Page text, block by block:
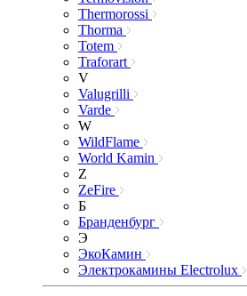
Thermorossi
Thorma
Totem
Traforart
V
Valugrilli
Varde
W
WildFlame
World Kamin
Z
ZeFire
Б
Бранденбург
Э
ЭкоКамин
Электрокамины Electrolux